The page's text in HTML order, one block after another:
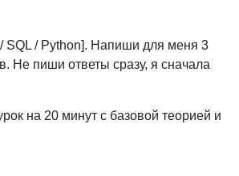
SQL / Python]. Напиши для меня 3
Не пиши ответы сразу, я сначала
на 20 минут с базовой теорией и